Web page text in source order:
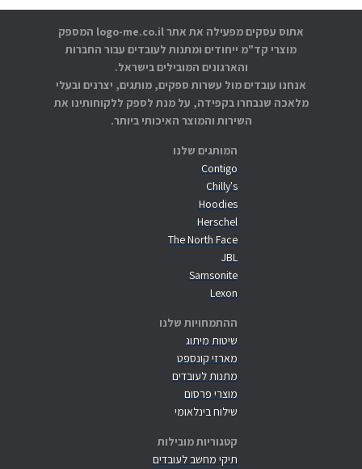
המותגים שלנו
Contigo
Chilly's
Hoodies
Herschel
The North Face
JBL
Samsonite
Lexon
ההתמחויות שלנו
שיטות מיתוג
מארזי קונספט
מתנות לעובדים
מוצרי פרסום
שילוח בינלאומי
קטגוריות מובילות
תיקי מחשב לעובדים
אתוס עסקים מפעילה את אתר logo-me.co.il המספק
מוצרי קד"מ ייחודים ומתנות לעובדים עבור החברות
והארגונים המובילים בישראל.
אנחנו עובדים מול עשרות ספקים, מותגים, יצרנים ובעלי
מלאכה שנבחרו בקפידה, על מנת לספק ללקוחותינו את
השירות והמוצר האיכותי ביותר.